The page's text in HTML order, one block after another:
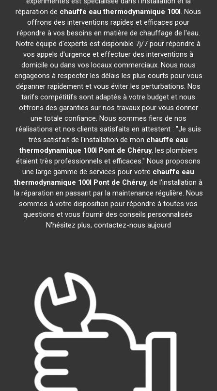
réparation de chauffe eau thermodynamique 100l. Nous
offrons des interventions rapides et efficaces pour
répondre à vos besoins en matière de chauffage de l'eau.
Notre équipe d'experts est disponible 7j/7 pour répondre à
vos appels d'urgence et effectuer des interventions à
domicile ou dans vos locaux commerciaux. Nous nous
engageons à respecter les délais les plus courts pour vous
dépanner rapidement et vous éviter les perturbations. Nos
tarifs compétitifs sont adaptés à votre budget et nous
offrons des garanties sur nos travaux pour vous donner
une totale confiance. Nous sommes fiers de nos
réalisations et nos clients satisfaits en attestent : "Je suis
très satisfait de l'installation de mon chauffe eau
thermodynamique 100l Pont de Chéruy, les plombiers
étaient très professionnels et efficaces." Nous proposons
une large gamme de services pour votre chauffe eau
thermodynamique 100l Pont de Chéruy, de l'installation à
la réparation en passant par la maintenance régulière. Nous
sommes à votre disposition pour répondre à toutes vos
questions et vous fournir des conseils personnalisés.
N'hésitez plus, contactez-nous aujourd